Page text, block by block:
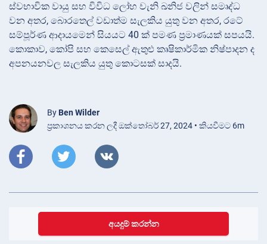
ස්වභාවික වායු සහ විවිධ ලෝහ වැනි ඛනිජ වලින් සමෘද්ධ
වන අතර, බොරතෙල් වඩාත්ම සැලකිය යුතු වන අතර, රටේ
සම්පූර්ණ ආදායමෙන් සියයට 40 ක් පමණ ප්‍රමාණයක් සපයයි.
කොකාව, කෝපි සහ කෙසෙල් ඇතුළු කෘෂිකාර්මික නිෂ්පාදන ද
අපනයනවල සැලකිය යුතු කොටසක් සාදයි.
By Ben Wilder
ප්‍රකාශනය කරන ලදී ඔක්තෝබර් 27, 2024 • කියවීමට 6m
අයදුම් කරන්න